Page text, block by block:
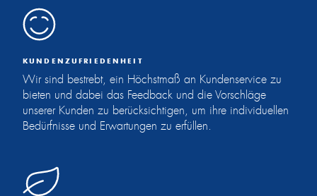
KUNDENZUFRIEDENHEIT
Wir sind bestrebt, ein Höchstmaß an Kundenservice zu
bieten und dabei das Feedback und die Vorschläge
unserer Kunden zu berücksichtigen, um ihre individuellen
Bedürfnisse und Erwartungen zu erfüllen.